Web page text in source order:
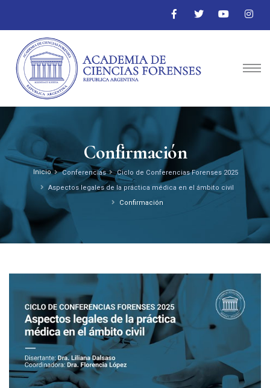
Inicio Conferencias
Ciclo de Conferencias Forenses 2025
Aspectos legales de la práctica médica en el ámbito civil
Confirmación
Confirmación